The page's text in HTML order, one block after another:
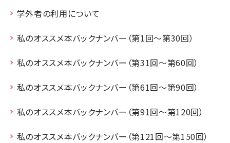
学外者の利用について
私のオススメ本バックナンバー（第1回～第30回）
私のオススメ本バックナンバー（第31回～第60回）
私のオススメ本バックナンバー（第61回～第90回）
私のオススメ本バックナンバー（第91回～第120回）
私のオススメ本バックナンバー（第121回～第150回）